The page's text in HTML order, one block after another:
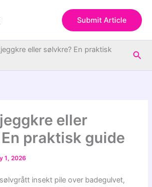
Submit Article
eller sølvkre? En praktisk
eller
praktisk guide
1, 2026
insekt pile over badegulvet,